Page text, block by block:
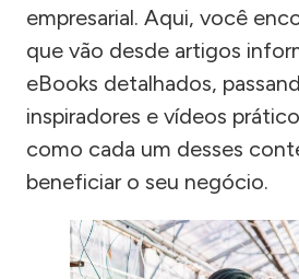
empresarial. Aqui, você
que vão desde artigos
eBooks detalhados,
inspiradores e vídeos
como cada um desses
beneficiar o seu negócio.